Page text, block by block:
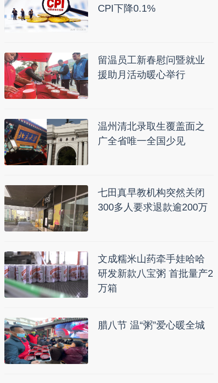
CPI下降0.1%
留温员工新春慰问暨就业
援助月活动暖心举行
温州清北录取生覆盖面之
广全省唯一全国少见
七田真早教机构突然关闭
300多人要求退款逾200万
文成糯米山药牵手娃哈哈
研发新款八宝粥 首批量产2
万箱
腊八节 温“粥”爱心暖全城